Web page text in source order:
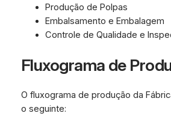
Produção de Polpas
Embalsamento e Embalagem
Controle de Qualidade e
Fluxograma de
O fluxograma de produção da
o seguinte: